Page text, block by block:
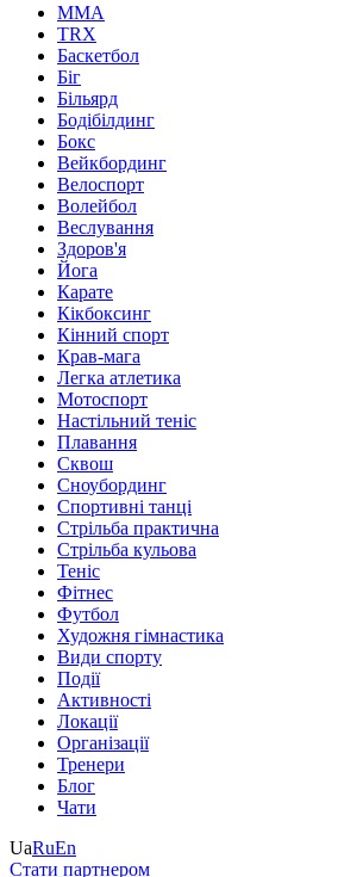
MMA
TRX
Баскетбол
Біг
Більярд
Бодібілдинг
Бокс
Вейкбординг
Велоспорт
Волейбол
Веслування
Здоров'я
Йога
Карате
Кікбоксинг
Кінний спорт
Крав-мага
Легка атлетика
Мотоспорт
Настільний теніс
Плавання
Сквош
Сноубординг
Спортивні танці
Стрільба практична
Стрільба кульова
Теніс
Фітнес
Футбол
Художня гімнастика
Види спорту
Події
Активності
Локації
Організації
Тренери
Блог
Чати
UaRuEn
Стати партнером